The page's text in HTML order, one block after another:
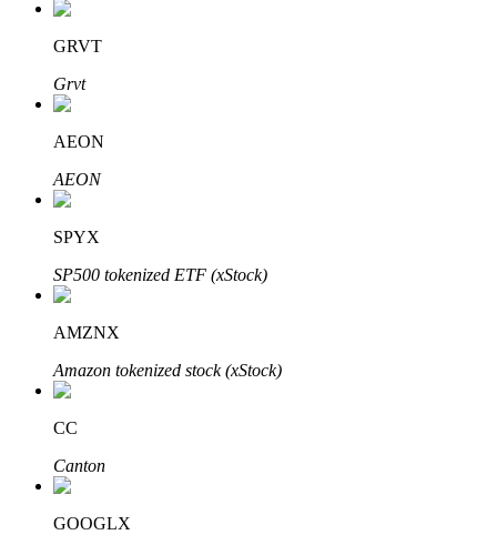
Bitrue Партнеры
Партнеры Bitrue
До 65% комиссии!
GRVT
Grvt
AEON
AEON
SPYX
SP500 tokenized ETF (xStock)
AMZNX
Amazon tokenized stock (xStock)
CC
Canton
GOOGLX